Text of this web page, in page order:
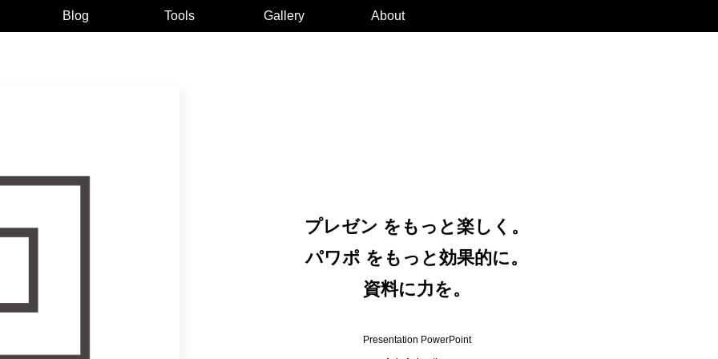
Blog Tools Gallery About
プレゼン をもっと楽しく。
パワポ をもっと効果的に。
資料に力を。
Presentation PowerPoint